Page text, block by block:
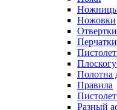
Ножовки
Отвертки
Полотна
Правила
Разный